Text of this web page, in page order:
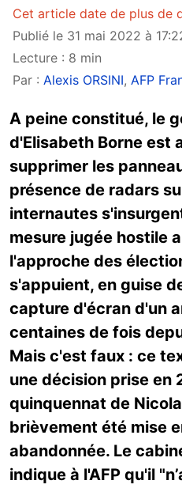
Cet article date de plus de
Publié le 31 mai 2022 à
Lecture : 8 min
Par : Alexis ORSINI, AFP
A peine constitué, le
d'Elisabeth Borne est
supprimer les
présence de radars
internautes
mesure jugée hostile
l'approche des
s'appuient, en guise
capture d'écran d'un
centaines de fois
Mais c'est faux : ce
une décision prise en
quinquennat de
brièvement été mise
abandonnée. Le
indique à l'AFP qu'il